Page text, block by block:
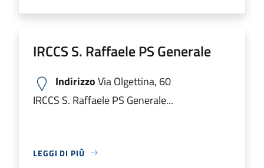
IRCCS S. Raffaele PS Generale
IndirizzoVia Olgettina, 60
IRCCS S. Raffaele PS Generale...
LEGGI DI PIÙ